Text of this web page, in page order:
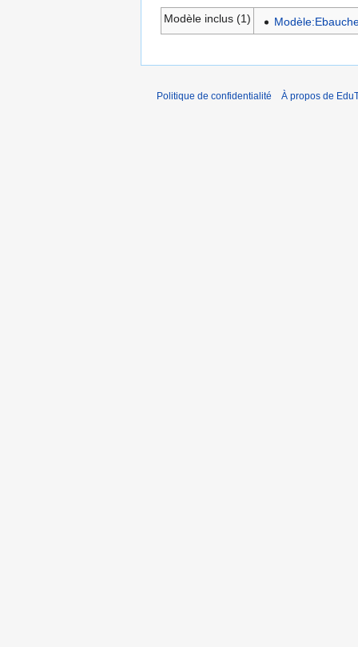
Modèle inclus (1)
Politique de confidentialité À propos de